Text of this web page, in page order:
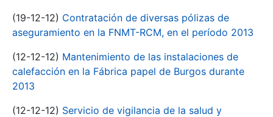
(19-12-12) Contratación de diversas pólizas de
aseguramiento en la FNMT-RCM, en el período 2013
(12-12-12) Mantenimiento de las instalaciones de
calefacción en la Fábrica papel de Burgos durante
2013
(12-12-12) Servicio de vigilancia de la salud y